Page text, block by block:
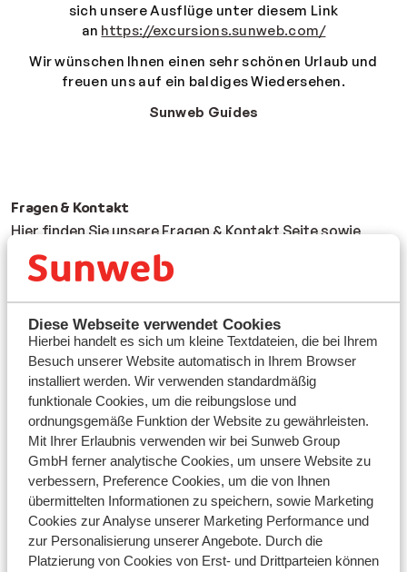
Diese Webseite verwendet Cookies
Hierbei handelt es sich um kleine Textdateien, die bei Ihrem
Besuch unserer Website automatisch in Ihrem Browser
installiert werden. Wir verwenden standardmäßig
funktionale Cookies, um die reibungslose und
ordnungsgemäße Funktion der Website zu gewährleisten.
Mit Ihrer Erlaubnis verwenden wir bei Sunweb Group
GmbH ferner analytische Cookies, um unsere Website zu
verbessern, Preference Cookies, um die von Ihnen
übermittelten Informationen zu speichern, sowie Marketing
Cookies zur Analyse unserer Marketing Performance und
zur Personalisierung unserer Angebote. Durch die
Platzierung von Cookies von Erst- und Drittparteien können
sich unsere Ausflüge unter diesem Link
an https://excursions.sunweb.com/
Wir wünschen Ihnen einen sehr schönen Urlaub und
freuen uns auf ein baldiges Wiedersehen.
Sunweb Guides
Fragen & Kontakt
Hier finden Sie unsere Fragen & Kontakt Seite sowie
FAQ - Häufige Fragen
AGB
Cookie-Einstellungen
Marketing-Präferenzen
Sunweb entdecken
Kontakt
für Newsletter anmelden
Sunweb Vorteile
Über Sunweb
Verantwortungsbewusst im Urlaub
Barrierefreiheitserklärung
Presse
Reiseversicherung
Sunweb Blog